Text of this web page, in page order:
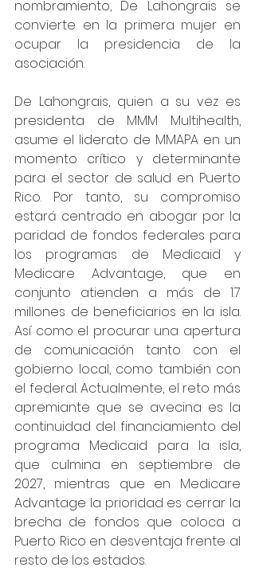
nombramiento, De Lahongrais se
convierte en la primera mujer en
ocupar la presidencia de la
asociación.
De Lahongrais, quien a su vez es
presidenta de MMM Multihealth,
asume el liderato de MMAPA en un
momento crítico y determinante
para el sector de salud en Puerto
Rico. Por tanto, su compromiso
estará centrado en abogar por la
paridad de fondos federales para
los programas de Medicaid y
Medicare Advantage, que en
conjunto atienden a más de 1.7
millones de beneficiarios en la isla.
Así como el procurar una apertura
de comunicación tanto con el
gobierno local, como también con
el federal. Actualmente, el reto más
apremiante que se avecina es la
continuidad del financiamiento del
programa Medicaid para la isla,
que culmina en septiembre de
2027, mientras que en Medicare
Advantage la prioridad es cerrar la
brecha de fondos que coloca a
Puerto Rico en desventaja frente al
resto de los estados.